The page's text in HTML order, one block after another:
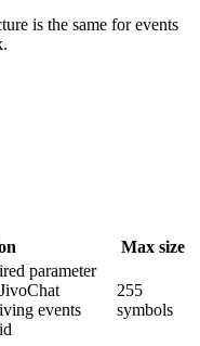
is the same for events
Max size
parameter
events
255
symbols